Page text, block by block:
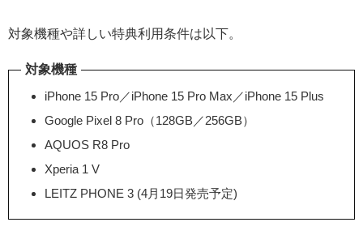
対象機種や詳しい特典利用条件は以下。
対象機種
iPhone 15 Pro／iPhone 15 Pro Max／iPhone 15 Plus
Google Pixel 8 Pro（128GB／256GB）
AQUOS R8 Pro
Xperia 1 V
LEITZ PHONE 3 (4月19日発売予定)